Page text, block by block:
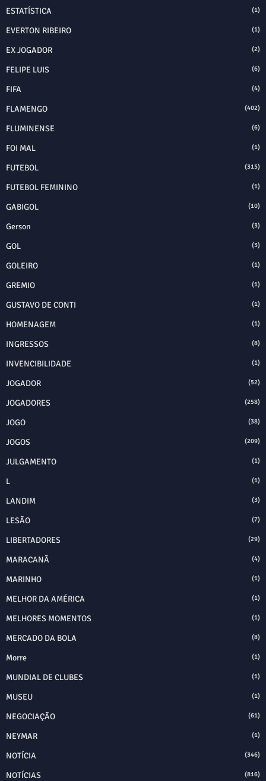
ESTATÍSTICA (1)
EVERTON RIBEIRO (1)
EX JOGADOR (2)
FELIPE LUIS (6)
FIFA (4)
FLAMENGO (402)
FLUMINENSE (6)
FOI MAL (1)
FUTEBOL (315)
FUTEBOL FEMININO (1)
GABIGOL (10)
Gerson (3)
GOL (3)
GOLEIRO (1)
GREMIO (1)
GUSTAVO DE CONTI (1)
HOMENAGEM (1)
INGRESSOS (8)
INVENCIBILIDADE (1)
JOGADOR (52)
JOGADORES (258)
JOGO (38)
JOGOS (209)
JULGAMENTO (1)
L (1)
LANDIM (3)
LESÃO (7)
LIBERTADORES (29)
MARACANÃ (4)
MARINHO (1)
MELHOR DA AMÉRICA (1)
MELHORES MOMENTOS (1)
MERCADO DA BOLA (8)
Morre (1)
MUNDIAL DE CLUBES (1)
MUSEU (1)
NEGOCIAÇÃO (61)
NEYMAR (1)
NOTÍCIA (346)
NOTÍCIAS (816)